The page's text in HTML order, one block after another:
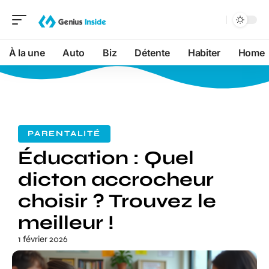
À la une Auto Biz Détente Habiter Home
PARENTALITÉ
Éducation : Quel
dicton accrocheur
choisir ? Trouvez le
meilleur !
1 février 2026